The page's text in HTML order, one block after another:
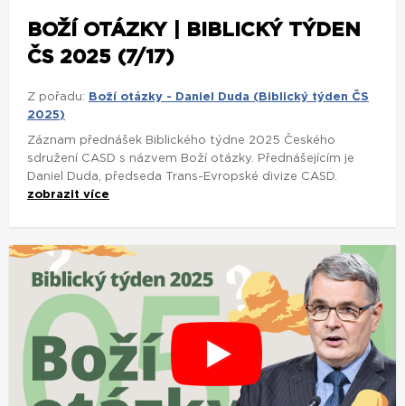
BOŽÍ OTÁZKY | BIBLICKÝ TÝDEN
ČS 2025 (7/17)
Z pořadu:
Boží otázky - Daniel Duda (Biblický týden ČS
2025)
Záznam přednášek Biblického týdne 2025 Českého
sdružení CASD s názvem Boží otázky. Přednášejícím je
Daniel Duda, předseda Trans-Evropské divize CASD.
zobrazit více